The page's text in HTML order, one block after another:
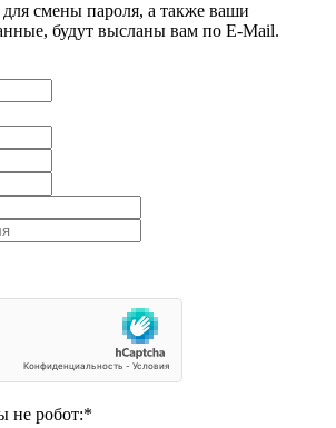
для смены пароля, а также ваши
будут высланы вам по E-Mail.
не робот:*